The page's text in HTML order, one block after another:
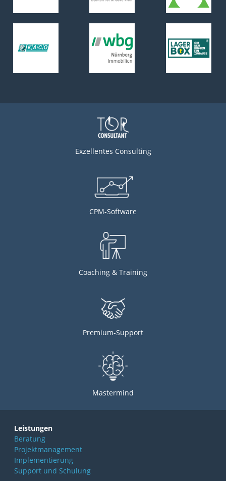
Exzellentes Consulting
CPM-Software
Coaching & Training
Premium-Support
Mastermind
Leistungen
Beratung
Projektmanagement
Implementierung
Support und Schulung